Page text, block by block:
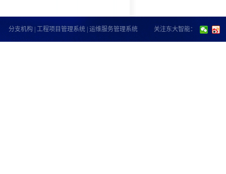
分支机构 工程项目管理系统 运维服务管理系统 关注东大智能：